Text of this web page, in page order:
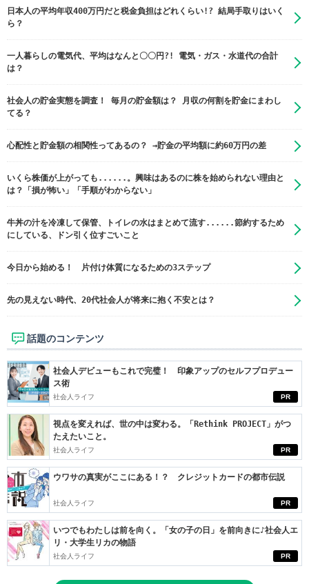
日本人の平均年収400万円だと税金負担はどれくらい!? 結局手取りはいく
ら？
一人暮らしの電気代、平均はなんと〇〇円?! 電気・ガス・水道代の合計
は？
社会人の貯金実態を調査！ 毎月の貯金額は？ 月収の何割を貯金にまわし
てる？
心配性と貯金額の相関性ってあるの？ →貯金の平均額に約60万円の差
いくら株価が上がっても......。興味はあるのに株を始められない理由と
は？「損が怖い」「手順がわからない」
牛丼の汁を冷凍して保管、トイレの水はまとめて流す......節約するため
にしている、ドン引く位すごいこと
今日から始める！ 片付け体質になるための3ステップ
先の見えない時代、20代社会人が将来に抱く不安とは？
話題のコンテンツ
PR
社会人デビューもこれで完璧！ 印象アップのセルフプロデュー
ス術
社会人ライフ
PR
視点を変えれば、世の中は変わる。「Rethink PROJECT」がつ
たえたいこと。
社会人ライフ
PR
ウワサの真実がここにある！？ クレジットカードの都市伝説
社会人ライフ
PR
いつでもわたしは前を向く。「女の子の日」を前向きに♪社会人エ
リ・大学生リカの物語
社会人ライフ